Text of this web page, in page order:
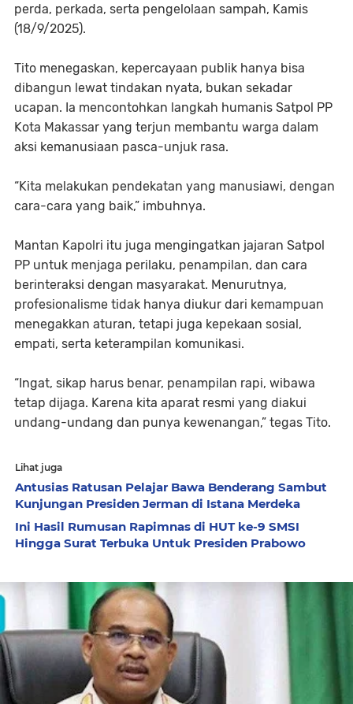
perda, perkada, serta pengelolaan sampah, Kamis
(18/9/2025).
Tito menegaskan, kepercayaan publik hanya bisa
dibangun lewat tindakan nyata, bukan sekadar
ucapan. Ia mencontohkan langkah humanis Satpol PP
Kota Makassar yang terjun membantu warga dalam
aksi kemanusiaan pasca-unjuk rasa.
“Kita melakukan pendekatan yang manusiawi, dengan
cara-cara yang baik,” imbuhnya.
Mantan Kapolri itu juga mengingatkan jajaran Satpol
PP untuk menjaga perilaku, penampilan, dan cara
berinteraksi dengan masyarakat. Menurutnya,
profesionalisme tidak hanya diukur dari kemampuan
menegakkan aturan, tetapi juga kepekaan sosial,
empati, serta keterampilan komunikasi.
“Ingat, sikap harus benar, penampilan rapi, wibawa
tetap dijaga. Karena kita aparat resmi yang diakui
undang-undang dan punya kewenangan,” tegas Tito.
Lihat juga
Antusias Ratusan Pelajar Bawa Benderang Sambut
Kunjungan Presiden Jerman di Istana Merdeka
Ini Hasil Rumusan Rapimnas di HUT ke-9 SMSI
Hingga Surat Terbuka Untuk Presiden Prabowo